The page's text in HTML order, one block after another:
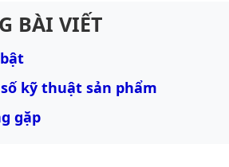
sản phẩm
BÀI VIẾT
kỹ thuật sản phẩm
gặp